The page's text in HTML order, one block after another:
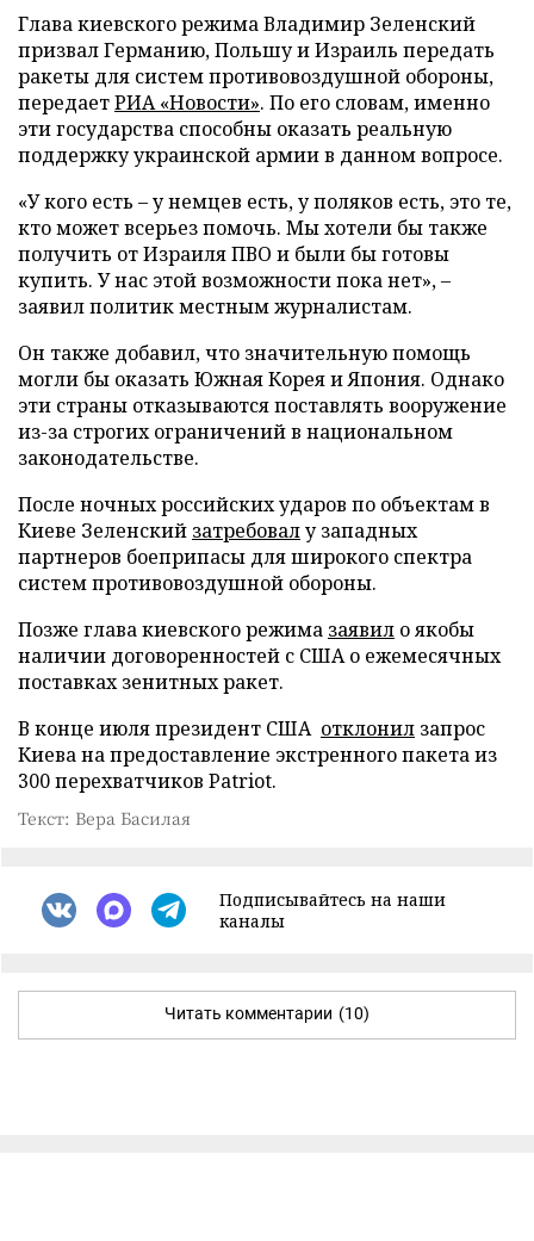
Глава киевского режима Владимир Зеленский
призвал Германию, Польшу и Израиль передать
ракеты для систем противовоздушной обороны,
передаетРИА «Новости». По его словам, именно
эти государства способны оказать реальную
поддержку украинской армии в данном вопросе.
«У кого есть – у немцев есть, у поляков есть, это те,
кто может всерьез помочь. Мы хотели бы также
получить от Израиля ПВО и были бы готовы
купить. У нас этой возможности пока нет», –
заявил политик местным журналистам.
Он также добавил, что значительную помощь
могли бы оказать Южная Корея и Япония. Однако
эти страны отказываются поставлять вооружение
из-за строгих ограничений в национальном
законодательстве.
После ночных российских ударов по объектам в
Киеве Зеленский затребовалу западных
партнеров боеприпасы для широкого спектра
систем противовоздушной обороны.
Позже глава киевского режима заявил о якобы
наличии договоренностей с США о ежемесячных
поставках зенитных ракет.
В конце июля президент США отклонил запрос
Киева на предоставление экстренного пакета из
300 перехватчиков Patriot.
Текст: Вера Басилая
Подписывайтесь на наши
каналы
Читать комментарии (10)